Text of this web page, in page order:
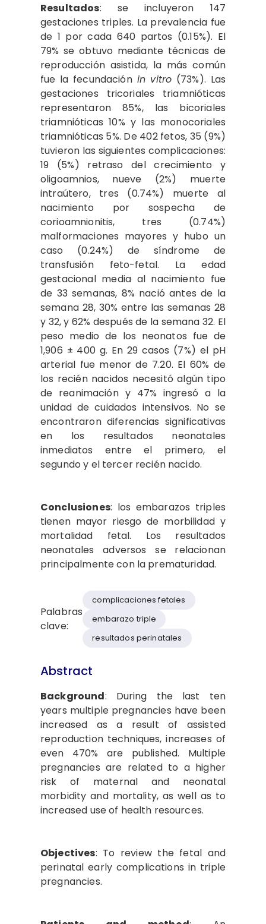
Resultados: se incluyeron 147
gestaciones triples. La prevalencia fue
de 1 por cada 640 partos (0.15%). El
79% se obtuvo mediante técnicas de
reproducción asistida, la más común
fue la fecundación in vitro (73%). Las
gestaciones tricoriales triamnióticas
representaron 85%, las bicoriales
triamnióticas 10% y las monocoriales
triamnióticas 5%. De 402 fetos, 35 (9%)
tuvieron las siguientes complicaciones:
19 (5%) retraso del crecimiento y
oligoamnios, nueve (2%) muerte
intraútero, tres (0.74%) muerte al
nacimiento por sospecha de
corioamnionitis, tres (0.74%)
malformaciones mayores y hubo un
caso (0.24%) de síndrome de
transfusión feto-fetal. La edad
gestacional media al nacimiento fue
de 33 semanas, 8% nació antes de la
semana 28, 30% entre las semanas 28
y 32, y 62% después de la semana 32. El
peso medio de los neonatos fue de
1,906 ± 400 g. En 29 casos (7%) el pH
arterial fue menor de 7.20. El 60% de
los recién nacidos necesitó algún tipo
de reanimación y 47% ingresó a la
unidad de cuidados intensivos. No se
encontraron diferencias significativas
en los resultados neonatales
inmediatos entre el primero, el
segundo y el tercer recién nacido.
Conclusiones: los embarazos triples
tienen mayor riesgo de morbilidad y
mortalidad fetal. Los resultados
neonatales adversos se relacionan
principalmente con la prematuridad.
Palabras
clave:
complicaciones fetales
embarazo triple
resultados perinatales
Abstract
Background: During the last ten
years multiple pregnancies have been
increased as a result of assisted
reproduction techniques, increases of
even 470% are published. Multiple
pregnancies are related to a higher
risk of maternal and neonatal
morbidity and mortality, as well as to
increased use of health resources.
Objectives: To review the fetal and
perinatal early complications in triple
pregnancies.